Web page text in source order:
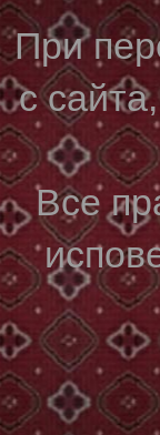
При
с
Все